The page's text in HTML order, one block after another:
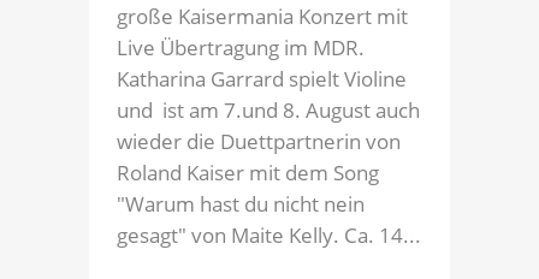
große Kaisermania Konzert mit
Live Übertragung im MDR.
Katharina Garrard spielt Violine
und ist am 7.und 8. August auch
wieder die Duettpartnerin von
Roland Kaiser mit dem Song
"Warum hast du nicht nein
gesagt" von Maite Kelly. Ca. 14...